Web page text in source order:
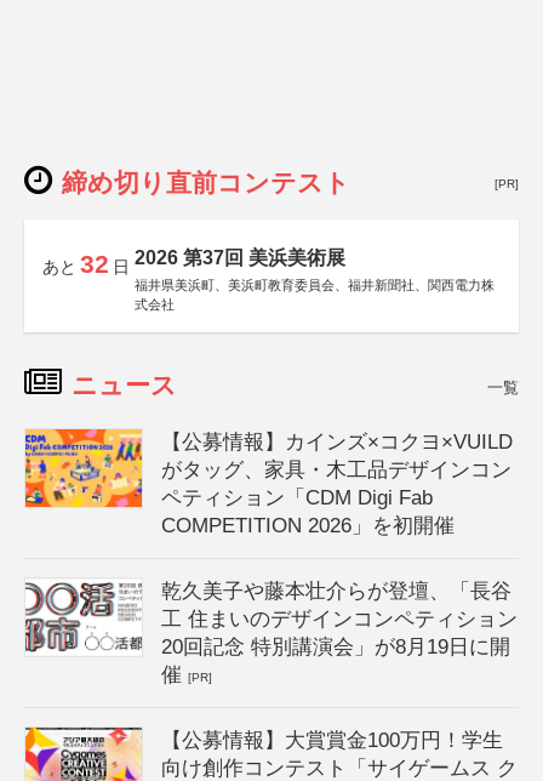
締め切り直前コンテスト [PR]
あと 32 日 2026 第37回 美浜美術展
福井県美浜町、美浜町教育委員会、福井新聞社、関西電力株
式会社
ニュース 一覧
【公募情報】カインズ×コクヨ×VUILD
がタッグ、家具・木工品デザインコン
ペティション「CDM Digi Fab
COMPETITION 2026」を初開催
乾久美子や藤本壮介らが登壇、「長谷
工 住まいのデザインコンペティション
20回記念 特別講演会」が8月19日に開
催[PR]
【公募情報】大賞賞金100万円！学生
向け創作コンテスト「サイゲームス ク